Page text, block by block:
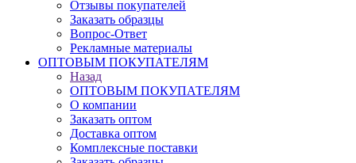
Отзывы покупателей
Заказать образцы
Вопрос-Ответ
Рекламные материалы
ОПТОВЫМ ПОКУПАТЕЛЯМ
Назад
ОПТОВЫМ ПОКУПАТЕЛЯМ
О компании
Заказать оптом
Доставка оптом
Комплексные поставки